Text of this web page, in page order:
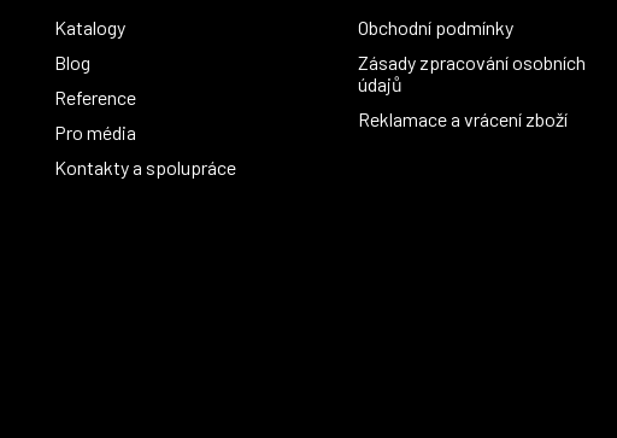
Katalogy
Blog
Reference
Pro média
Kontakty a spolupráce
Obchodní podmínky
Zásady zpracování osobních
údajů
Reklamace a vrácení zboží